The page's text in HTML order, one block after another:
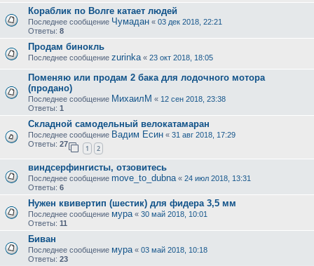
Кораблик по Волге катает людей
Последнее сообщение Чумадан « 03 дек 2018, 22:21
Ответы: 8
Продам бинокль
Последнее сообщение zurinka « 23 окт 2018, 18:05
Поменяю или продам 2 бака для лодочного мотора
(продано)
Последнее сообщение МихаилМ « 12 сен 2018, 23:38
Ответы: 1
Складной самодельный велокатамаран
Последнее сообщение Вадим Есин « 31 авг 2018, 17:29
Ответы: 27
1 2
виндсерфингисты, отзовитесь
Последнее сообщение move_to_dubna« 24 июл 2018, 13:31
Ответы: 6
Нужен квивертип (шестик) для фидера 3,5 мм
Последнее сообщение мура« 30 май 2018, 10:01
Ответы: 11
Биван
Последнее сообщение мура« 03 май 2018, 10:18
Ответы: 23